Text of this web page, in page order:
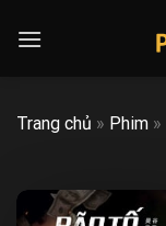
Trang chủ » Phim »